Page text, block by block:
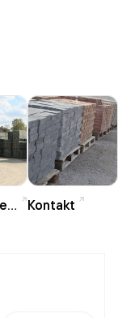
Kunder/återförsäljare Kontakt